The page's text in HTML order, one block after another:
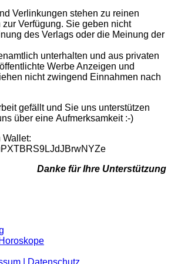
Verlinkungen stehen zu reinen
zur Verfügung. Sie geben nicht
des Verlags oder die Meinung der
unterhalten und aus privaten
Werbe Anzeigen und
nicht zwingend Einnahmen nach
gefällt und Sie uns unterstützen
über eine Aufmerksamkeit :-)
Wallet:
Danke für Ihre Unterstützung